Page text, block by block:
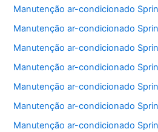
Manutenção ar-condicionado
Manutenção ar-condicionado
Manutenção ar-condicionado
Manutenção ar-condicionado
Manutenção ar-condicionado
Manutenção ar-condicionado
Manutenção ar-condicionado